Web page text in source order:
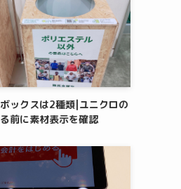
ボックスは2種類|ユニクロの
前に素材表示を確認